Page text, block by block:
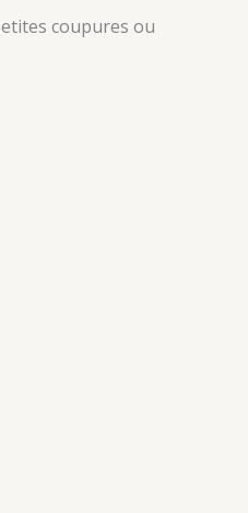
coupures ou